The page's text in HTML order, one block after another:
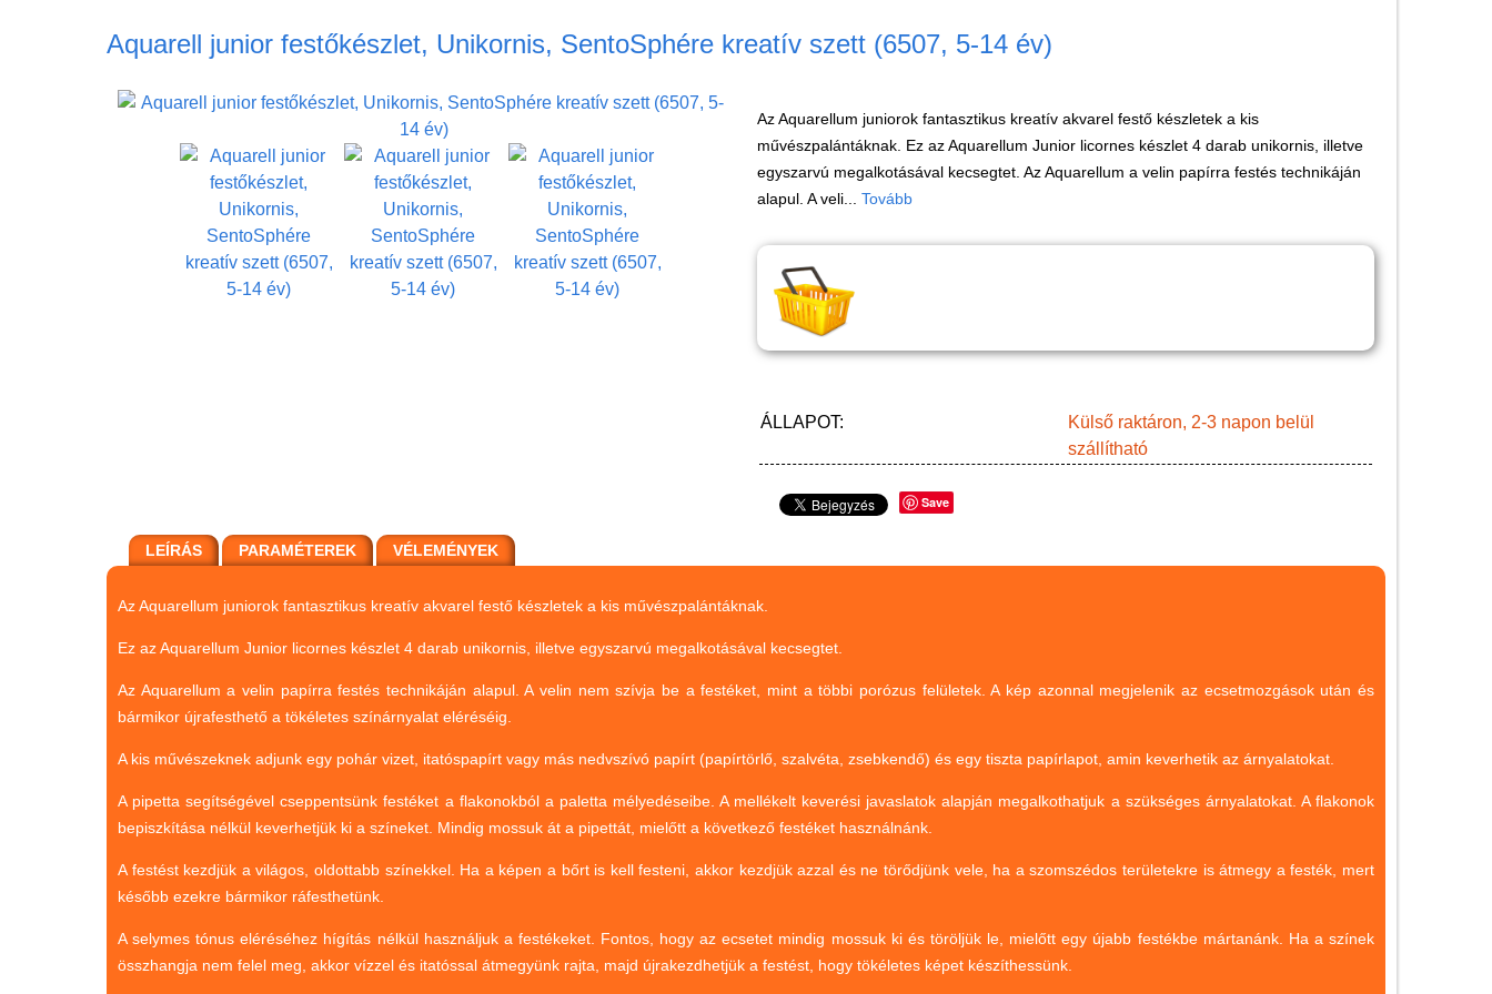
Aquarell junior festőkészlet, Unikornis, SentoSphére kreatív szett (6507, 5-14 év)
Az Aquarellum juniorok fantasztikus kreatív akvarel festő készletek a kis
művészpalántáknak. Ez az Aquarellum Junior licornes készlet 4 darab unikornis, illetve
egyszarvú megalkotásával kecsegtet. Az Aquarellum a velin papírra festés technikáján
alapul. A veli... Tovább
ÁLLAPOT:
Külső raktáron, 2-3 napon belül
szállítható
Save
LEÍRÁS PARAMÉTEREK VÉLEMÉNYEK
Az Aquarellum juniorok fantasztikus kreatív akvarel festő készletek a kis művészpalántáknak.
Ez az Aquarellum Junior licornes készlet 4 darab unikornis, illetve egyszarvú megalkotásával kecsegtet.
Az Aquarellum a velin papírra festés technikáján alapul. A velin nem szívja be a festéket, mint a többi porózus felületek. A kép azonnal megjelenik az ecsetmozgások után és
bármikor újrafesthető a tökéletes színárnyalat eléréséig.
A kis művészeknek adjunk egy pohár vizet, itatóspapírt vagy más nedvszívó papírt (papírtörlő, szalvéta, zsebkendő) és egy tiszta papírlapot, amin keverhetik az árnyalatokat.
A pipetta segítségével cseppentsünk festéket a flakonokból a paletta mélyedéseibe. A mellékelt keverési javaslatok alapján megalkothatjuk a szükséges árnyalatokat. A flakonok
bepiszkítása nélkül keverhetjük ki a színeket. Mindig mossuk át a pipettát, mielőtt a következő festéket használnánk.
A festést kezdjük a világos, oldottabb színekkel. Ha a képen a bőrt is kell festeni, akkor kezdjük azzal és ne törődjünk vele, ha a szomszédos területekre is átmegy a festék, mert
később ezekre bármikor ráfesthetünk.
A selymes tónus eléréséhez hígítás nélkül használjuk a festékeket. Fontos, hogy az ecsetet mindig mossuk ki és töröljük le, mielőtt egy újabb festékbe mártanánk. Ha a színek
összhangja nem felel meg, akkor vízzel és itatóssal átmegyünk rajta, majd újrakezdhetjük a festést, hogy tökéletes képet készíthessünk.
Intelligens gyurma
Kreatív játék
gyerekajándékok
LOGICO
LÜK
Mozgásfejlesztő játékok
Pasztell játékok
Pixelhobby
Puzzle